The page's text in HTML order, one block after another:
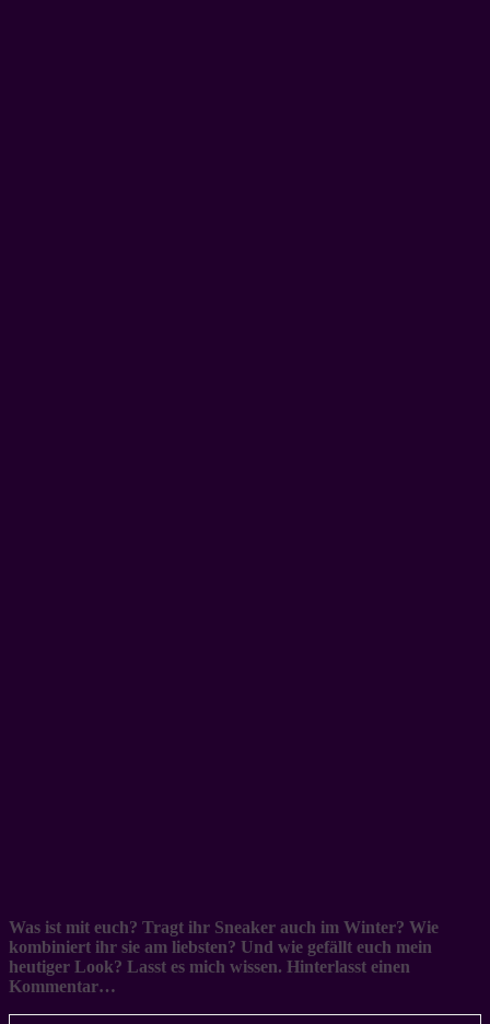
Was ist mit euch? Tragt ihr Sneaker auch im Winter? Wie
kombiniert ihr sie am liebsten? Und wie gefällt euch mein
heutiger Look? Lasst es mich wissen. Hinterlasst einen
Kommentar…